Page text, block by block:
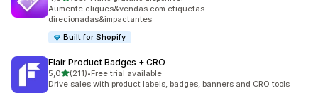
85 total de avaliações
Aumente cliques&vendas com etiquetas
direcionadas&impactantes
Built for Shopify
Flair Product Badges + CRO
5,0de 5 estrelas
(211)
211 total de avaliações
•Free trial available
Drive sales with product labels, badges, banners and CRO tools